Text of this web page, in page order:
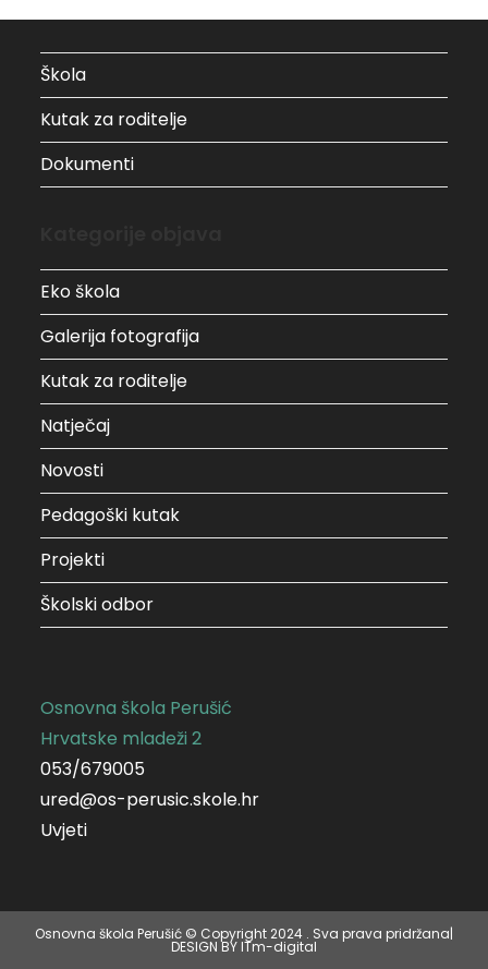
Škola
Kutak za roditelje
Dokumenti
Eko škola
Galerija fotografija
Kutak za roditelje
Natječaj
Novosti
Pedagoški kutak
Projekti
Školski odbor
Osnovna škola Perušić
Hrvatske mladeži 2
053/679005
ured@os-perusic.skole.hr
Uvjeti
Osnovna škola Perušić © Copyright 2024 . Sva prava pridržana|
DESIGN BY ITm-digital